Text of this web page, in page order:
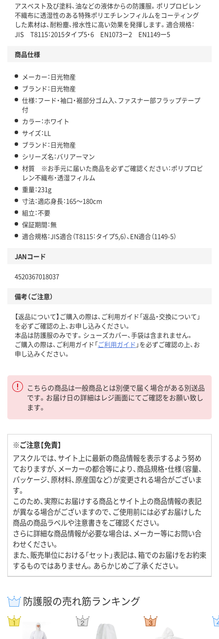
アスベスト及び塗料、油などの液体からの防護服。ポリプロピレン
不織布に透湿性のある特殊ポリエチレンフィルムをコーティング
した素材は、耐粉塵、撥水性に高い効果を発揮します。適合規格：
JIS T8115：2015タイプ5・6 EN1073ー2 EN1149ー5
商品仕様
メーカー：日光物産
ブランド：日光物産
仕様：フード・袖口・裾部分ゴム入、ファスナー部フラップテープ
付
カラー：ホワイト
サイズ：LL
ブランド：日光物産
シリーズ名：バリアーマン
材質 ※お手元に届いた商品を必ずご確認ください：ポリプロピ
レン不織布・透湿フィルム
重量：231g
寸法：適応身長：165～180cm
組立：不要
保証期間：無
適合規格：JIS適合（T8115：タイプ5,6）、EN適合（1149-5）
JANコード
4520367018037
備考（ご注意）
【返品について】ご購入の際は、ご利用ガイド「返品・交換について」
を必ずご確認の上、お申し込みください。
本品は防護服のみです。シューズカバー、手袋は含まれません。
ご購入の際は、ご利用ガイド「ご利用ガイド 」を必ずご確認の上、お
申し込みください。
こちらの商品は一般商品とは別便で届く場合がある別送品
です。お届け日の詳細はレジ画面にてご確認をお願い致し
ます。
※ご注意【免責】
アスクルでは、サイト上に最新の商品情報を表示するよう努め
ておりますが、メーカーの都合等により、商品規格・仕様（容量、
パッケージ、原材料、原産国など）が変更される場合がございま
す。
このため、実際にお届けする商品とサイト上の商品情報の表記
が異なる場合がございますので、ご使用前には必ずお届けした
商品の商品ラベルや注意書きをご確認ください。
さらに詳細な商品情報が必要な場合は、メーカー等にお問い合
わせください。
また、販売単位における「セット」表記は、箱でのお届けをお約束
するものではありません。あらかじめご了承ください。
防護服の売れ筋ランキング